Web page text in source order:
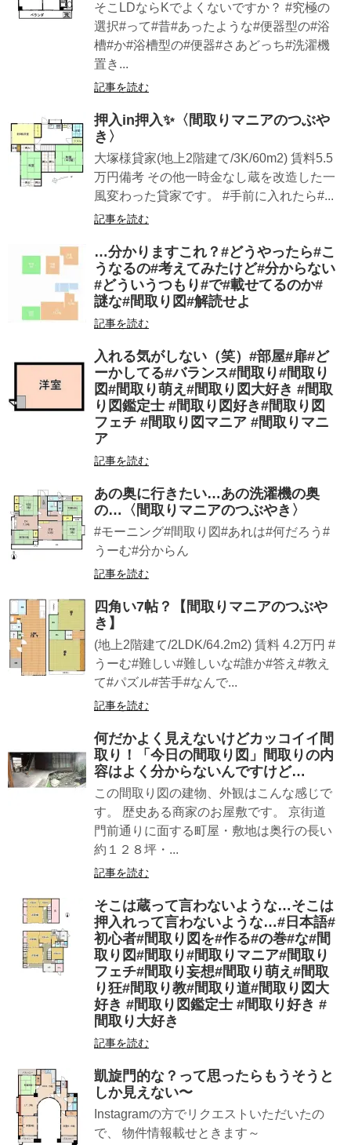
そこLDならKでよくないですか？ #究極の
選択#って#昔#あったような#便器型の#浴
槽#か#浴槽型の#便器#さあどっち#洗濯機
置き...
記事を読む
押入in押入✨〈間取りマニアのつぶや
き〉
大塚様貸家(地上2階建て/3K/60m2) 賃料5.5
万円備考 その他一時金なし蔵を改造した一
風変わった貸家です。 #手前に入れたら#...
記事を読む
…分かりますこれ？#どうやったら#こ
うなるの#考えてみたけど#分からない
#どういうつもり#で#載せてるのか#
謎な#間取り図#解読せよ
記事を読む
入れる気がしない（笑）#部屋#扉#ど
ーかしてる#バランス#間取り#間取り
図#間取り萌え#間取り図大好き #間取
り図鑑定士 #間取り図好き#間取り図
フェチ #間取り図マニア #間取りマニ
ア
記事を読む
あの奥に行きたい…あの洗濯機の奥
の…〈間取りマニアのつぶやき〉
#モーニング#間取り図#あれは#何だろう#
うーむ#分からん
記事を読む
四角い7帖？【間取りマニアのつぶや
き】
(地上2階建て/2LDK/64.2m2) 賃料 4.2万円 #
うーむ#難しい#難しいな#誰か#答え#教え
て#パズル#苦手#なんで...
記事を読む
何だかよく見えないけどカッコイイ間
取り！「今日の間取り図」間取りの内
容はよく分からないんですけど…
この間取り図の建物、外観はこんな感じで
す。 歴史ある商家のお屋敷です。 京街道
門前通りに面する町屋・敷地は奥行の長い
約１２８坪・...
記事を読む
そこは蔵って言わないような…そこは
押入れって言わないような…#日本語#
初心者#間取り図を#作る#の巻#な#間
取り図#間取り#間取りマニア#間取り
フェチ#間取り妄想#間取り萌え#間取
り狂#間取り教#間取り道#間取り図大
好き #間取り図鑑定士 #間取り好き #
間取り大好き
記事を読む
凱旋門的な？って思ったらもうそうと
しか見えない〜
Instagramの方でリクエストいただいたの
で、 物件情報載せときます～